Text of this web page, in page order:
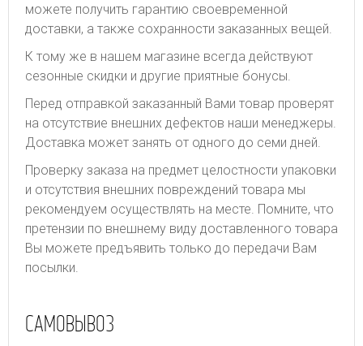
можете получить гарантию своевременной
доставки, а также сохранности заказанных вещей.
К тому же в нашем магазине всегда действуют
сезонные скидки и другие приятные бонусы.
Перед отправкой заказанный Вами товар проверят
на отсутствие внешних дефектов наши менеджеры.
Доставка может занять от одного до семи дней.
Проверку заказа на предмет целостности упаковки
и отсутствия внешних повреждений товара мы
рекомендуем осуществлять на месте. Помните, что
претензии по внешнему виду доставленного товара
Вы можете предъявить только до передачи Вам
посылки.
САМОВЫВОЗ